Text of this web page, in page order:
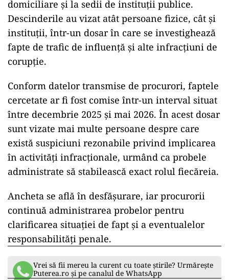
domiciliare și la sedii de instituții publice.
Descinderile au vizat atât persoane fizice, cât și
instituții, într-un dosar în care se investighează
fapte de trafic de influență și alte infracțiuni de
corupție.
Conform datelor transmise de procurori, faptele
cercetate ar fi fost comise într-un interval situat
între decembrie 2025 și mai 2026. În acest dosar
sunt vizate mai multe persoane despre care
există suspiciuni rezonabile privind implicarea
în activități infracționale, urmând ca probele
administrate să stabilească exact rolul fiecăreia.
Ancheta se află în desfășurare, iar procurorii
continuă administrarea probelor pentru
clarificarea situației de fapt și a eventualelor
responsabilități penale.
Vrei să fii mereu la curent cu toate știrile? Urmărește
Puterea.ro și pe canalul de WhatsApp